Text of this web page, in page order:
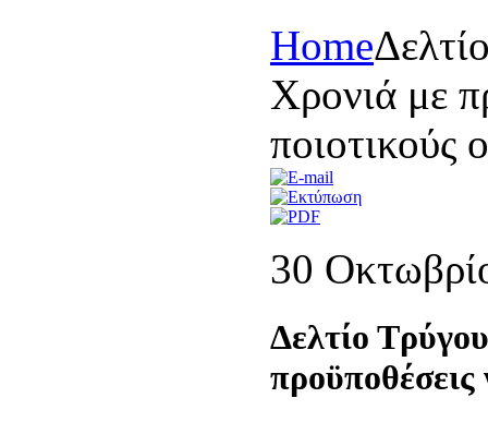
Home
Χρονιά με
ποιοτικούς
30
Δελτίο
προϋποθέσεις